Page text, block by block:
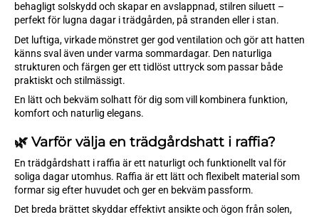
behagligt solskydd och skapar en avslappnad, stilren siluett –
perfekt för lugna dagar i trädgården, på stranden eller i stan.
Det luftiga, virkade mönstret ger god ventilation och gör att hatten
känns sval även under varma sommardagar. Den naturliga
strukturen och färgen ger ett tidlöst uttryck som passar både
praktiskt och stilmässigt.
En lätt och bekväm solhatt för dig som vill kombinera funktion,
komfort och naturlig elegans.
🌿 Varför välja en trädgårdshatt i raffia?
En trädgårdshatt i raffia är ett naturligt och funktionellt val för
soliga dagar utomhus. Raffia är ett lätt och flexibelt material som
formar sig efter huvudet och ger en bekväm passform.
Det breda brättet skyddar effektivt ansikte och ögon från solen,